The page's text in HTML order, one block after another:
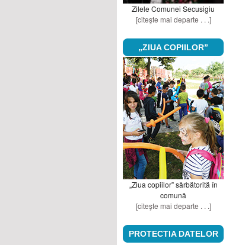
Zilele Comunei Secusigiu
[citeşte mai departe . . .]
„ZIUA COPIILOR”
„Ziua copiilor” sărbătorită în
comună
[citeşte mai departe . . .]
PROTECTIA DATELOR